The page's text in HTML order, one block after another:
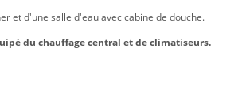
et d'une salle d'eau avec cabine de douche.
du chauffage central et de climatiseurs.